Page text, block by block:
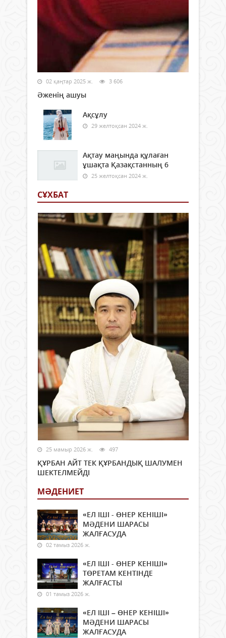
02 қаңтар 2025 ж. 3 606
Әженің ашуы
Ақсұлу
29 желтоқсан 2024 ж.
Ақтау маңында құлаған
ұшақта Қазақстанның 6
25 желтоқсан 2024 ж.
СҰХБАТ
25 мамыр 2026 ж. 497
ҚҰРБАН АЙТ ТЕК ҚҰРБАНДЫҚ ШАЛУМЕН
ШЕКТЕЛМЕЙДІ
МӘДЕНИЕТ
«ЕЛ ІШІ - ӨНЕР КЕНІШІ»
МӘДЕНИ ШАРАСЫ
ЖАЛҒАСУДА
02 тамыз 2026 ж.
«ЕЛ ІШІ - ӨНЕР КЕНІШІ»
ТӨРЕТАМ КЕНТІНДЕ
ЖАЛҒАСТЫ
01 тамыз 2026 ж.
«ЕЛ ІШІ – ӨНЕР КЕНІШІ»
МӘДЕНИ ШАРАСЫ
ЖАЛҒАСУДА